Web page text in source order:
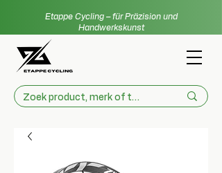
Etappe Cycling – für Präzision und
Handwerkskunst